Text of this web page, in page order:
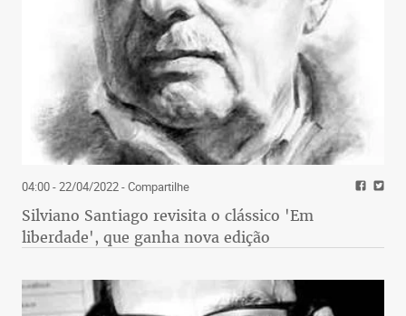
04:00 - 22/04/2022- Compartilhe
Silviano Santiago revisita o clássico 'Em
liberdade', que ganha nova edição